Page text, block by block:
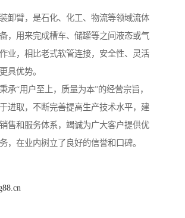
卸臂，是石化、化工、物流等领域流体
，用来完成槽车、储罐等之间液态或气
业，相比老式软管连接，安全性、灵活
具优势。
承“用户至上，质量为本”的经营宗旨，
进取，不断完善提高生产技术水平，建
售和服务体系，竭诚为广大客户提供优
，在业内树立了良好的信誉和口碑。